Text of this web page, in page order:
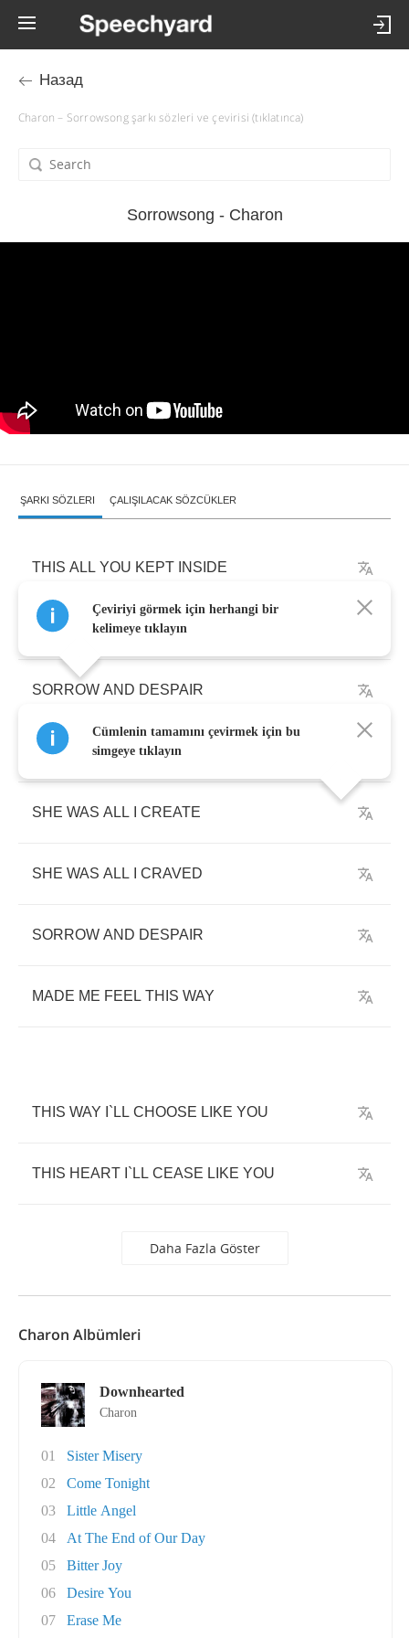
Назад
Charon – Sorrowsong şarkı sözleri ve çevirisi (tıklatınca)
Sorrowsong - Charon
ŞARKI SÖZLERI ÇALIŞILACAK SÖZCÜKLER
THIS ALL YOU KEPT INSIDE
ONCE YOU GAVE IT ALL
SORROW AND DESPAIR
TOOK ME WHERE I BELONG
SHE WAS ALL CREATE
SHE WAS ALL CRAVED
SORROW AND DESPAIR
MADE ME FEEL THIS WAY
THIS WAY ` LL CHOOSE LIKE YOU
THIS HEART ` LL CEASE LIKE YOU
Daha Fazla Göster
Çeviriyi görmek için herhangi bir
kelimeye tıklayın
Cümlenin tamamını çevirmek için bu
simgeye tıklayın
Charon Albümleri
Downhearted
Charon
01
Sister Misery
02
Come Tonight
03
Little Angel
04
At The End of Our Day
05
Bitter Joy
06
Desire You
07
Erase Me